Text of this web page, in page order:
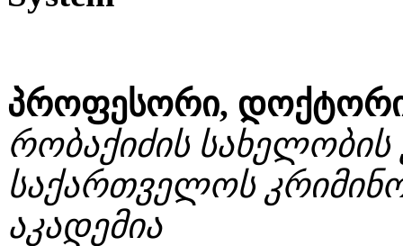
პროფესორი, დოქტორი
რობაქიძის სახელობის
საქართველოს
აკადემია